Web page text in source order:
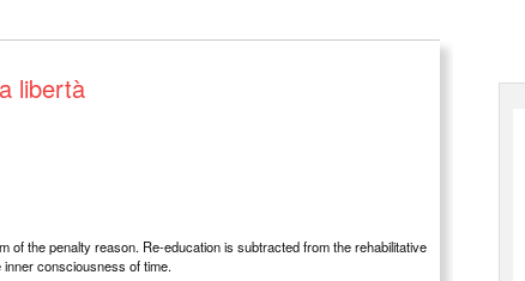
libertà
of the penalty reason. Re-education is subtracted from the rehabilitative
consciousness of time.